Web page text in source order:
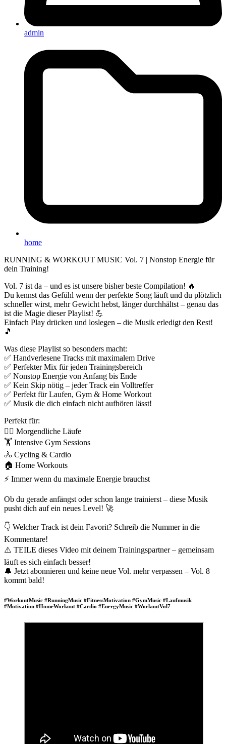
admin
home
RUNNING & WORKOUT MUSIC Vol. 7 | Nonstop Energie für
dein Training!
Vol. 7 ist da – und es ist unsere bisher beste Compilation! 🔥
Du kennst das Gefühl wenn der perfekte Song läuft und du plötzlich
schneller wirst, mehr Gewicht hebst, länger durchhältst – genau das
ist die Magie dieser Playlist! 💪
Einfach Play drücken und loslegen – die Musik erledigt den Rest!
🎵
Was diese Playlist so besonders macht:
✅ Handverlesene Tracks mit maximalem Drive
✅ Perfekter Mix für jeden Trainingsbereich
✅ Nonstop Energie von Anfang bis Ende
✅ Kein Skip nötig – jeder Track ein Volltreffer
✅ Perfekt für Laufen, Gym & Home Workout
✅ Musik die dich einfach nicht aufhören lässt!
Perfekt für:
🏃‍♀️ Morgendliche Läufe
🏋️ Intensive Gym Sessions
🚴 Cycling & Cardio
🏠 Home Workouts
⚡ Immer wenn du maximale Energie brauchst
Ob du gerade anfängst oder schon lange trainierst – diese Musik
pusht dich auf ein neues Level! 🚀
👇 Welcher Track ist dein Favorit? Schreib die Nummer in die
Kommentare!
⚠️ TEILE dieses Video mit deinem Trainingspartner – gemeinsam
läuft es sich einfach besser!
🔔 Jetzt abonnieren und keine neue Vol. mehr verpassen – Vol. 8
kommt bald!
#WorkoutMusic #RunningMusic #FitnessMotivation #GymMusic #Laufmusik
#Motivation #HomeWorkout #Cardio #EnergyMusic #WorkoutVol7